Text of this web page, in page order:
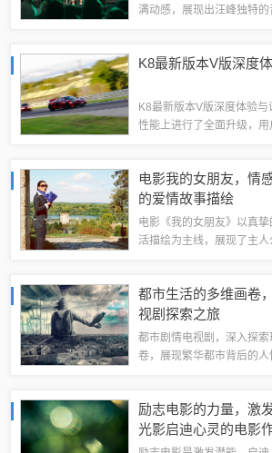
满动感，展现出汪峰独特
汪峰音乐之旅的又一重要里
K8最新版本V版深度
K8最新版本V版深度体验
性能上进行了全面升级，
了用户的多样化需求。总
电影我的女朋友，情
的爱情故事描绘
电影《我的女朋友》以真
活描绘为主线，展现了主
带你领略情感的真挚与生
都市生活的多维画卷
视剧探索之旅
都市剧情电视剧，深入探
卷，展现繁华都市背后的
蜕变，展现都市生活的挑
励志电影的力量，激
光影启迪心灵的电影